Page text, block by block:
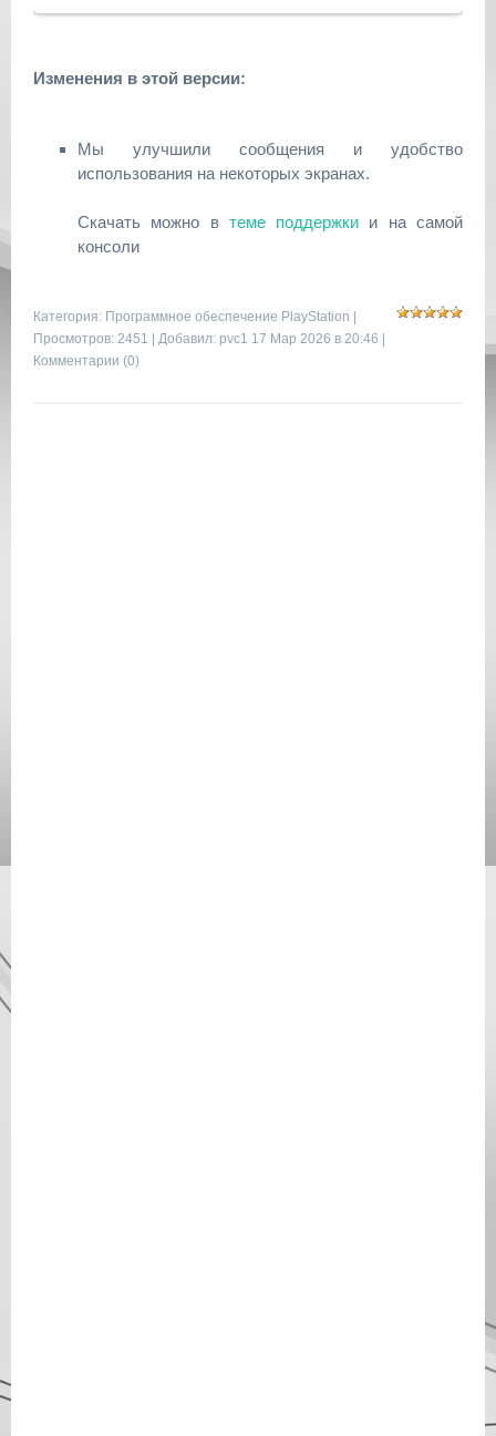
Изменения в этой версии:
Мы улучшили сообщения и удобство
использования на некоторых экранах.
Скачать можно в теме поддержки и на самой
консоли
Категория: Программное обеспечение PlayStation |
Просмотров: 2451 | Добавил: pvc1 17 Мар 2026 в 20:46 |
Комментарии (0)